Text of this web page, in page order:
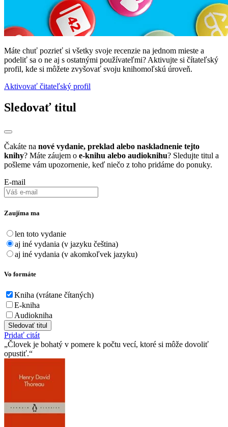
Máte chuť pozrieť si všetky svoje recenzie na jednom mieste a
podeliť sa o ne aj s ostatnými používateľmi? Aktivujte si čítateľský
profil, kde si môžete zvyšovať svoju knihomoľskú úroveň.
Aktivovať čitateľský profil
Sledovať titul
Čakáte na nové vydanie, preklad alebo naskladnenie tejto
knihy? Máte záujem o e-knihu alebo audioknihu? Sledujte titul a
pošleme vám upozornenie, keď niečo z toho pridáme do ponuky.
E-mail
Zaujíma ma
len toto vydanie
aj iné vydania (v jazyku čeština)
aj iné vydania (v akomkoľvek jazyku)
Vo formáte
Kniha (vrátane čítaných)
E-kniha
Audiokniha
Sledovať titul
Pridať citát
Človek je bohatý v pomere k počtu vecí, ktoré si môže dovoliť
opustiť.